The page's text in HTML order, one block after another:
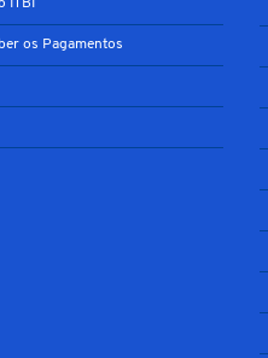
ITBI
os Pagamentos